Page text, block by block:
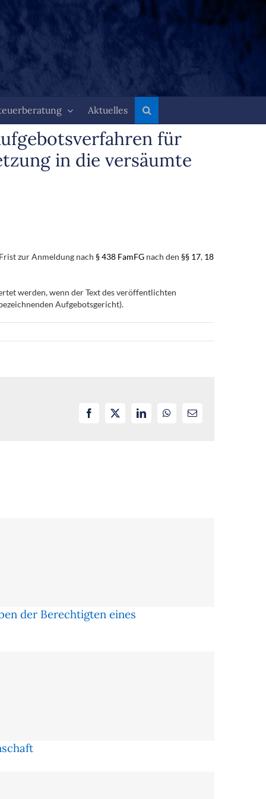
Aktuelles
für
in die versäumte
zur Anmeldung nach § 438 FamFG nach den §§ 17, 18
werden, wenn der Text des veröffentlichten
Aufgebotsgericht).
Facebook LinkedInWhatsApp
E-
der Berechtigten eines